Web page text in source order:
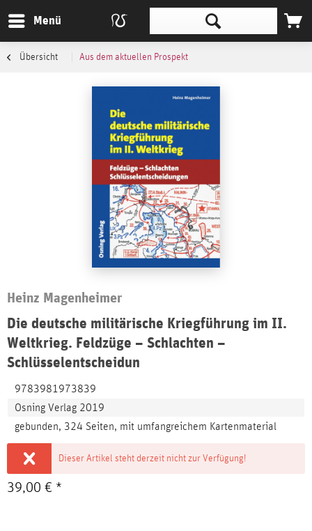
Menü
Übersicht Aus dem aktuellen Prospekt
Heinz Magenheimer
Die deutsche militärische Kriegführung im II.
Weltkrieg. Feldzüge – Schlachten –
Schlüsselentscheidun
9783981973839
Osning Verlag 2019
gebunden, 324 Seiten, mit umfangreichem Kartenmaterial
Dieser Artikel steht derzeit nicht zur Verfügung!
39,00 € *